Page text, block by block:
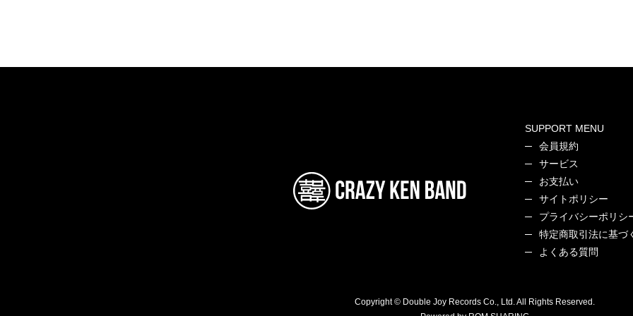
SUPPORT MENU
会員規約
サービス
お支払い
サイトポリシー
プライバシーポリシ
特定商取引法に基づ
よくある質問
Copyright © Double Joy Records Co., Ltd. All Rights Reserved.